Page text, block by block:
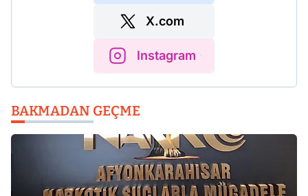
X.com
Instagram
BAKMADAN GEÇME